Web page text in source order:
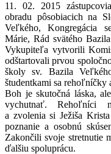
11. 02. 2015
obradu pôsobiacich na
Veľkého, Kongregácia
Márie, Rád svätého
Vykupiteľa vytvorili
odštartovali prvou
školy sv. Bazila
študentkami sa rehoľníčky
Boh je skutočná láska,
vychutnať. Rehoľníci
a zvolenia si Ježiša
poznanie a osobnú
Zakončili svoje stretnutie
ďalšiu spoluprácu.